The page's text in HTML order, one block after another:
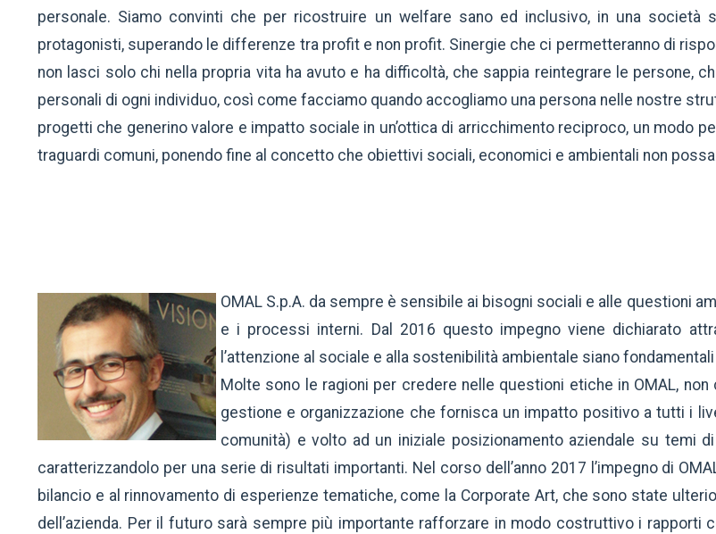
personale. Siamo convinti che per ricostruire un welfare sano ed inclusivo, in una
protagonisti, superando le differenze tra profit e non profit. Sinergie che ci permetteranno di
non lasci solo chi nella propria vita ha avuto e ha difficoltà, che sappia reintegrare le persone,
personali di ogni individuo, così come facciamo quando accogliamo una persona nelle nostre
progetti che generino valore e impatto sociale in un’ottica di arricchimento reciproco, un modo
traguardi comuni, ponendo fine al concetto che obiettivi sociali, economici e ambientali non
OMAL S.p.A. da sempre è sensibile ai bisogni sociali e alle questioni
e i processi interni. Dal 2016 questo impegno viene dichiarato
l’attenzione al sociale e alla sostenibilità ambientale siano fondamentali
Molte sono le ragioni per credere nelle questioni etiche in OMAL,
gestione e organizzazione che fornisca un impatto positivo a tutti i
comunità) e volto ad un iniziale posizionamento aziendale su temi
caratterizzandolo per una serie di risultati importanti. Nel corso dell’anno 2017 l’impegno di
bilancio e al rinnovamento di esperienze tematiche, come la Corporate Art, che sono state
dell’azienda. Per il futuro sarà sempre più importante rafforzare in modo costruttivo i rapporti